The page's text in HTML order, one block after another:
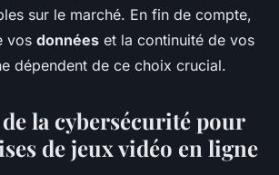
sur le marché. En fin de compte,
vos données et la continuité de vos
dépendent de ce choix crucial.
la cybersécurité pour
de jeux vidéo en ligne